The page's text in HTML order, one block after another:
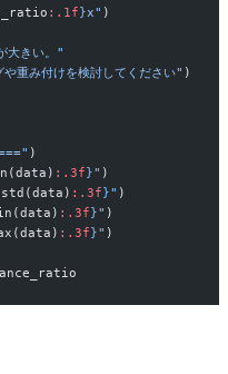
:.1f}x" )
大きい。"
み付けを検討してください"
)
)
:.3f}" )
:.3f}" )
:.3f}" )
:.3f}" )